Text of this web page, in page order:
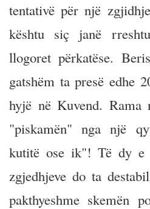
tentativë për një
kështu siç janë
llogoret përkatëse.
gatshëm ta presë edhe
hyjë në Kuvend. Rama
"piskamën" nga një
kutitë ose ik"! Të dy
zgjedhjeve do ta
pakthyeshme skemën